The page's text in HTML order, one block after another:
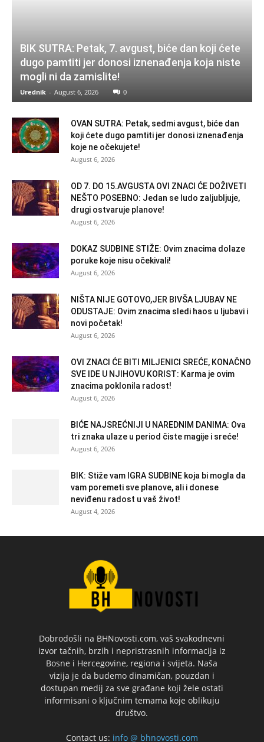
BIK SUTRA: Petak, 7. avgust, biće dan koji ćete
dugo pamtiti jer donosi iznenađenja koja niste
mogli ni da zamislite!
Urednik - August 6, 2026 0
OVAN SUTRA: Petak, sedmi avgust, biće dan
koji ćete dugo pamtiti jer donosi iznenađenja
koje ne očekujete!
August 6, 2026
OD 7. DO 15.AVGUSTA OVI ZNACI ĆE DOŽIVETI
NEŠTO POSEBNO: Jedan se ludo zaljubljuje,
drugi ostvaruje planove!
August 6, 2026
DOKAZ SUDBINE STIŽE: Ovim znacima dolaze
poruke koje nisu očekivali!
August 6, 2026
NIŠTA NIJE GOTOVO,JER BIVŠA LJUBAV NE
ODUSTAJE: Ovim znacima sledi haos u ljubavi i
novi početak!
August 6, 2026
OVI ZNACI ĆE BITI MILJENICI SREĆE, KONAČNO
SVE IDE U NJIHOVU KORIST: Karma je ovim
znacima poklonila radost!
August 6, 2026
BIĆE NAJSREĆNIJI U NAREDNIM DANIMA: Ova
tri znaka ulaze u period čiste magije i sreće!
August 6, 2026
BIK: Stiže vam IGRA SUDBINE koja bi mogla da
vam poremeti sve planove, ali i donese
neviđenu radost u vaš život!
August 4, 2026
Dobrodošli na BHNovosti.com, vaš svakodnevni
izvor tačnih, brzih i nepristrasnih informacija iz
Bosne i Hercegovine, regiona i svijeta. Naša
vizija je da budemo dinamičan, pouzdan i
dostupan medij za sve građane koji žele ostati
informisani o ključnim temama koje oblikuju
društvo.
Contact us: info @ bhnovosti.com